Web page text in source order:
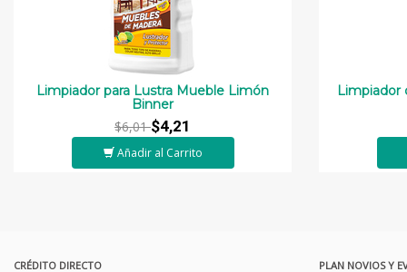
Limpiador para Lustra Mueble Limón
Binner
$6,01$4,21
Añadir al Carrito
Limpiador
CRÉDITO DIRECTO PLAN NOVIOS Y